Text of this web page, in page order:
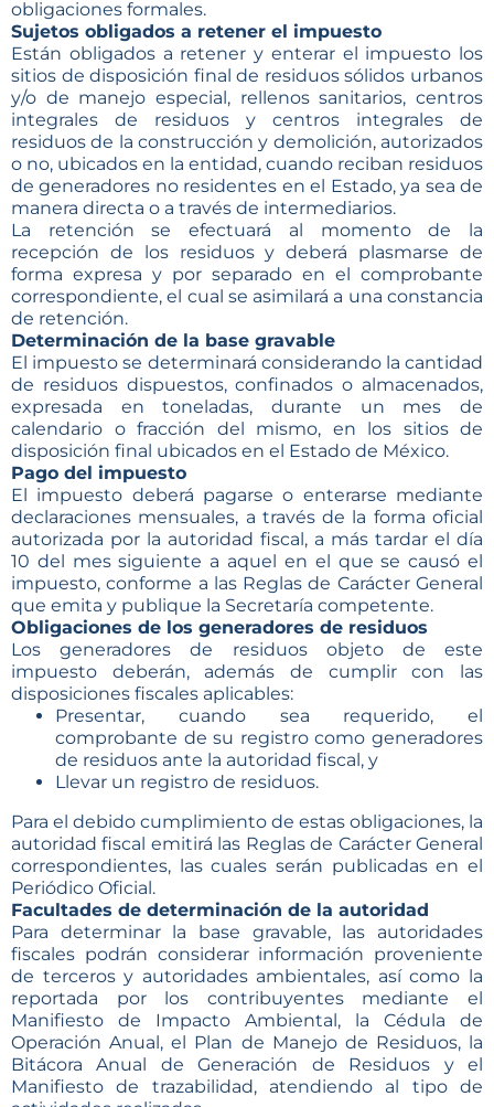
obligaciones formales.
Sujetos obligados a retener el impuesto
Están obligados a retener y enterar el impuesto los
sitios de disposición final de residuos sólidos urbanos
y/o de manejo especial, rellenos sanitarios, centros
integrales de residuos y centros integrales de
residuos de la construcción y demolición, autorizados
o no, ubicados en la entidad, cuando reciban residuos
de generadores no residentes en el Estado, ya sea de
manera directa o a través de intermediarios.
La retención se efectuará al momento de la
recepción de los residuos y deberá plasmarse de
forma expresa y por separado en el comprobante
correspondiente, el cual se asimilará a una constancia
de retención.
Determinación de la base gravable
El impuesto se determinará considerando la cantidad
de residuos dispuestos, confinados o almacenados,
expresada en toneladas, durante un mes de
calendario o fracción del mismo, en los sitios de
disposición final ubicados en el Estado de México.
Pago del impuesto
El impuesto deberá pagarse o enterarse mediante
declaraciones mensuales, a través de la forma oficial
autorizada por la autoridad fiscal, a más tardar el día
10 del mes siguiente a aquel en el que se causó el
impuesto, conforme a las Reglas de Carácter General
que emita y publique la Secretaría competente.
Obligaciones de los generadores de residuos
Los generadores de residuos objeto de este
impuesto deberán, además de cumplir con las
disposiciones fiscales aplicables:
Presentar, cuando sea requerido, el
comprobante de su registro como generadores
de residuos ante la autoridad fiscal, y
Llevar un registro de residuos.
Para el debido cumplimiento de estas obligaciones, la
autoridad fiscal emitirá las Reglas de Carácter General
correspondientes, las cuales serán publicadas en el
Periódico Oficial.
Facultades de determinación de la autoridad
Para determinar la base gravable, las autoridades
fiscales podrán considerar información proveniente
de terceros y autoridades ambientales, así como la
reportada por los contribuyentes mediante el
Manifiesto de Impacto Ambiental, la Cédula de
Operación Anual, el Plan de Manejo de Residuos, la
Bitácora Anual de Generación de Residuos y el
Manifiesto de trazabilidad, atendiendo al tipo de